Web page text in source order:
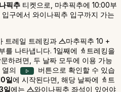
픽추 티켓으로, 마추픽추에 10:00부
구에서 와이나픽추 입구까지 가는
트레일 트레킹과
마추픽추 10 +
를 나타냅니다. 1일째에
트레킹을
하려면, 두 날짜 모두에 이용 가능
의
버튼으로 확인할 수 있습
일에 시작된다면, 해당 날짜에
트
일에는
와이나픽추 좌석이 있어야